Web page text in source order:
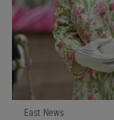
East News